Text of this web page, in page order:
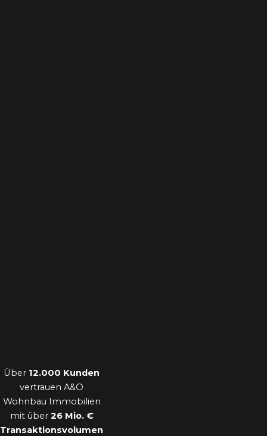
Über 12.000 Kunden
vertrauen A&O
Wohnbau Immobilien
mit über 26 Mio. €
Transaktionsvolumen